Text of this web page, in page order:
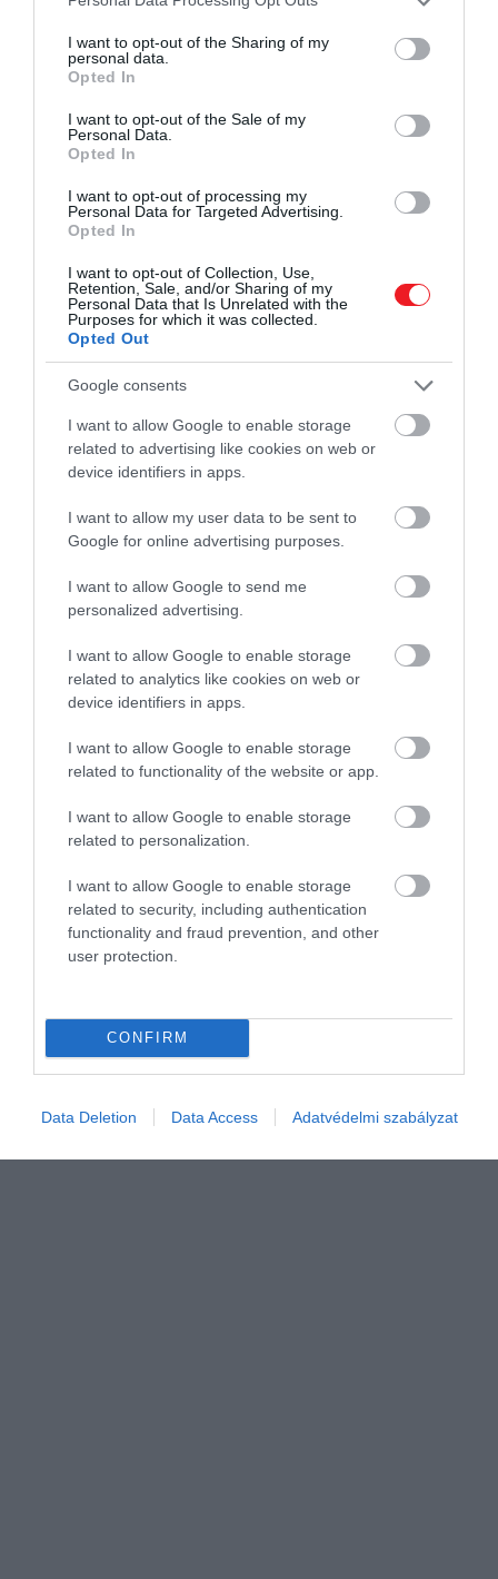
not limited to your visit or usage behaviour. You may click to
grant or deny consent to Google and its third-party tags to
use your data for below specified purposes in below Google
consent section.
I want to opt-out of the Sharing of my
personal data.
Opted In
I want to opt-out of the Sale of my
Personal Data.
Opted In
I want to opt-out of processing my
Personal Data for Targeted Advertising.
Opted In
I want to opt-out of Collection, Use,
Retention, Sale, and/or Sharing of my
Personal Data that Is Unrelated with the
Purposes for which it was collected.
Opted Out
Google consents
I want to allow Google to enable storage
related to advertising like cookies on web or
device identifiers in apps.
I want to allow my user data to be sent to
Google for online advertising purposes.
I want to allow Google to send me
personalized advertising.
I want to allow Google to enable storage
related to analytics like cookies on web or
device identifiers in apps.
I want to allow Google to enable storage
related to functionality of the website or app.
I want to allow Google to enable storage
related to personalization.
I want to allow Google to enable storage
related to security, including authentication
functionality and fraud prevention, and other
user protection.
CONFIRM
Data Deletion Data Access Adatvédelmi szabályzat
Október 12-től élesben indul az Európai
Unió új beléptetőrendszere, az Entry/Exit
System (EES).
2025. OKTÓBER 2. ● OLÁH-BEBESI BORBÁLA
Ezekben az országokban
vezetik be először az EU új…
OLÁH-BEBESI BORBÁLA